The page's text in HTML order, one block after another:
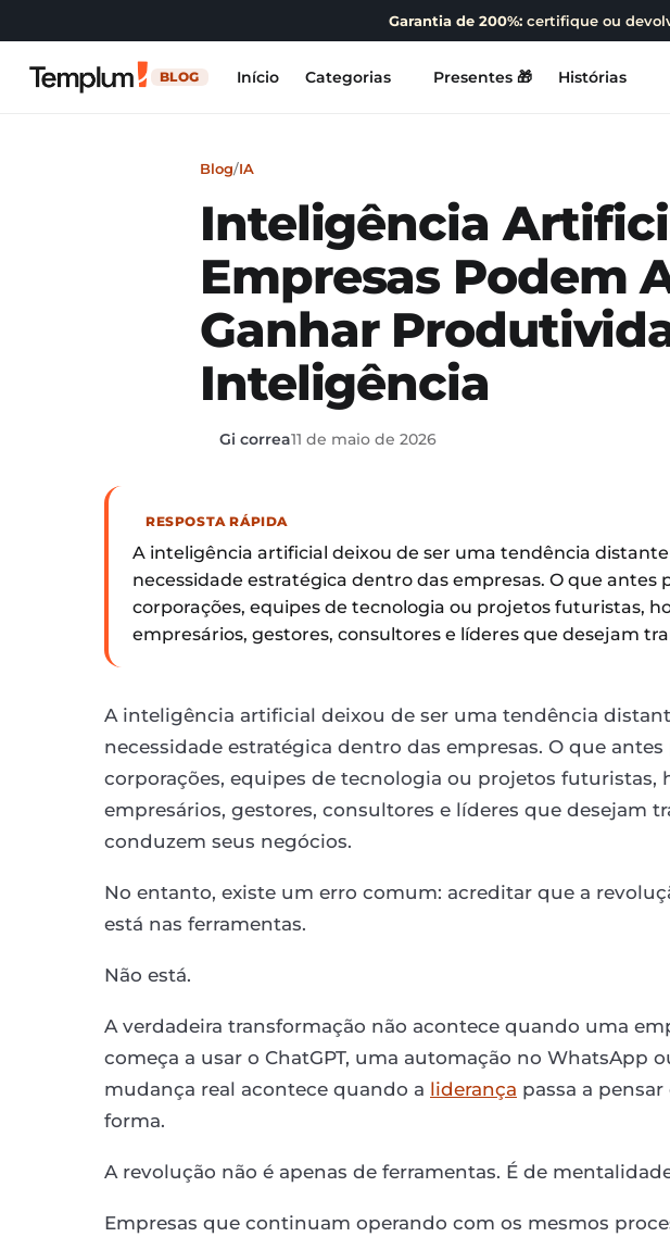
Garantia de 200%: certifique ou
BLOG Início Categorias Presentes 🎁 Histórias
Blog/IA
Inteligência
Empresas Podem
Ganhar
Inteligência
Gi correa11 de maio de 2026
RESPOSTA RÁPIDA
A inteligência artificial deixou de ser uma tendência
necessidade estratégica dentro das empresas. O que antes
corporações, equipes de tecnologia ou projetos futuristas,
empresários, gestores, consultores e líderes que desejam
A inteligência artificial deixou de ser uma tendência
necessidade estratégica dentro das empresas. O que
corporações, equipes de tecnologia ou projetos futuristas,
empresários, gestores, consultores e líderes que desejam
conduzem seus negócios.
No entanto, existe um erro comum: acreditar que a
está nas ferramentas.
Não está.
A verdadeira transformação não acontece quando uma
começa a usar o ChatGPT, uma automação no WhatsApp
mudança real acontece quando a liderança passa a
forma.
A revolução não é apenas de ferramentas. É de
Empresas que continuam operando com os mesmos